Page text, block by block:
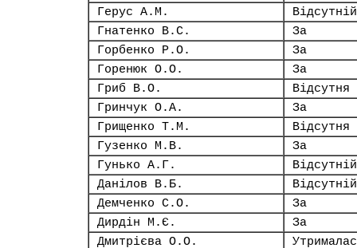
Герус А.М.
Відсутній
Гнатенко В.С.
За
Горбенко Р.О.
За
Горенюк О.О.
За
Гриб В.О.
Відсутня
Гринчук О.А.
За
Грищенко Т.М.
Відсутня
Гузенко М.В.
За
Гунько А.Г.
Відсутній
Данілов В.Б.
Відсутній
Демченко С.О.
За
Дирдін М.Є.
За
Дмитрієва О.О.